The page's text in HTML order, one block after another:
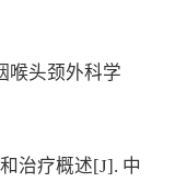
喉头颈外科学
治疗概述[J]. 中